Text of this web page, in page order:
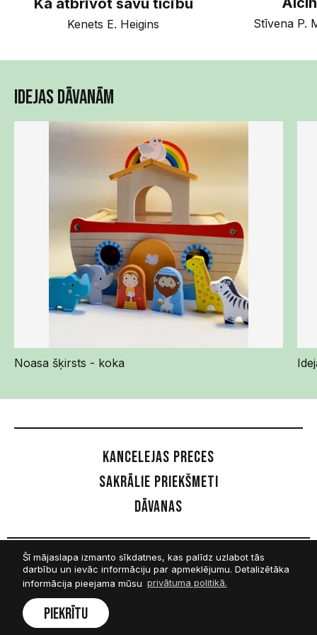
Šī mājaslapa izmanto sīkdatnes, kas palīdz uzlabot tās
darbību un ievāc informāciju par apmeklējumu. Detalizētāka
informācija pieejama mūsu privātuma politikā.
Piekrītu
Kā atbrīvot savu ticību
Kenets E. Heigins Stīvena P.
Idejas dāvanām
Noasa šķirsts - koka
Kancelejas preces
Sakrālie priekšmeti
Dāvanas
Sekot mums